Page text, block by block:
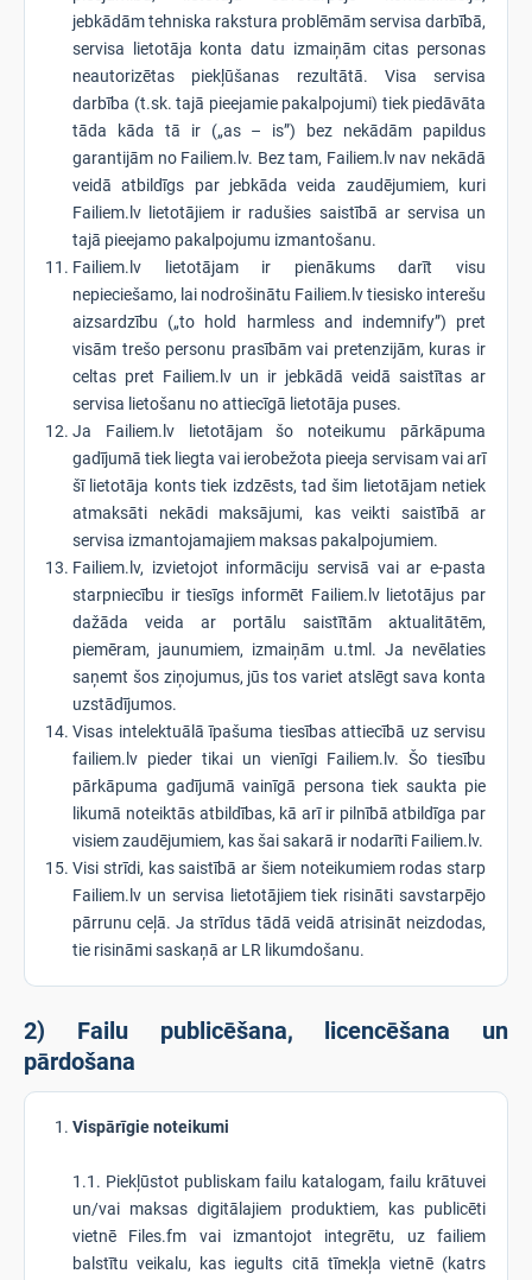
jebkādām tehniska rakstura problēmām servisa darbībā,
servisa lietotāja konta datu izmaiņām citas personas
neautorizētas piekļūšanas rezultātā. Visa servisa
darbība (t.sk. tajā pieejamie pakalpojumi) tiek piedāvāta
tāda kāda tā ir („as – is”) bez nekādām papildus
garantijām no Failiem.lv. Bez tam, Failiem.lv nav nekādā
veidā atbildīgs par jebkāda veida zaudējumiem, kuri
Failiem.lv lietotājiem ir radušies saistībā ar servisa un
tajā pieejamo pakalpojumu izmantošanu.
Failiem.lv lietotājam ir pienākums darīt visu
nepieciešamo, lai nodrošinātu Failiem.lv tiesisko interešu
aizsardzību („to hold harmless and indemnify”) pret
visām trešo personu prasībām vai pretenzijām, kuras ir
celtas pret Failiem.lv un ir jebkādā veidā saistītas ar
servisa lietošanu no attiecīgā lietotāja puses.
Ja Failiem.lv lietotājam šo noteikumu pārkāpuma
gadījumā tiek liegta vai ierobežota pieeja servisam vai arī
šī lietotāja konts tiek izdzēsts, tad šim lietotājam netiek
atmaksāti nekādi maksājumi, kas veikti saistībā ar
servisa izmantojamajiem maksas pakalpojumiem.
Failiem.lv, izvietojot informāciju servisā vai ar e-pasta
starpniecību ir tiesīgs informēt Failiem.lv lietotājus par
dažāda veida ar portālu saistītām aktualitātēm,
piemēram, jaunumiem, izmaiņām u.tml. Ja nevēlaties
saņemt šos ziņojumus, jūs tos variet atslēgt sava konta
uzstādījumos.
Visas intelektuālā īpašuma tiesības attiecībā uz servisu
failiem.lv pieder tikai un vienīgi Failiem.lv. Šo tiesību
pārkāpuma gadījumā vainīgā persona tiek saukta pie
likumā noteiktās atbildības, kā arī ir pilnībā atbildīga par
visiem zaudējumiem, kas šai sakarā ir nodarīti Failiem.lv.
Visi strīdi, kas saistībā ar šiem noteikumiem rodas starp
Failiem.lv un servisa lietotājiem tiek risināti savstarpējo
pārrunu ceļā. Ja strīdus tādā veidā atrisināt neizdodas,
tie risināmi saskaņā ar LR likumdošanu.
2) Failu publicēšana, licencēšana un
pārdošana
Vispārīgie noteikumi
1.1. Piekļūstot publiskam failu katalogam, failu krātuvei
un/vai maksas digitālajiem produktiem, kas publicēti
vietnē Files.fm vai izmantojot integrētu, uz failiem
balstītu veikalu, kas iegults citā tīmekļa vietnē (katrs